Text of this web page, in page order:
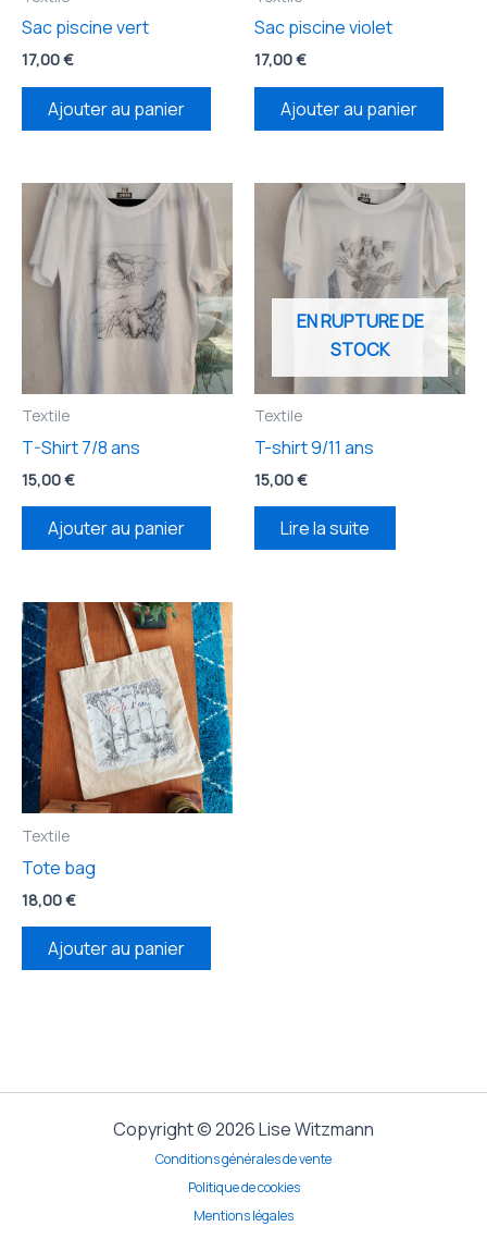
Sac piscine vert
17,00€
Ajouter au panier
Sac piscine violet
17,00€
Ajouter au panier
Textile
T-Shirt 7/8 ans
15,00€
Ajouter au panier
EN RUPTURE DE
STOCK
Textile
T-shirt 9/11 ans
15,00€
Lire la suite
Textile
Tote bag
18,00€
Ajouter au panier
Copyright © 2026 Lise Witzmann
Conditions générales de vente
Politique de cookies
Mentions légales